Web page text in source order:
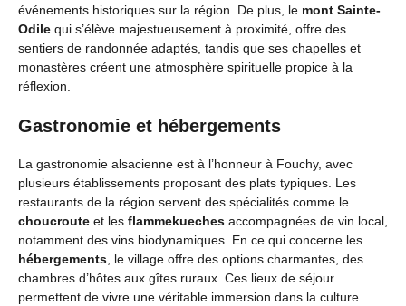
événements historiques sur la région. De plus, le mont Sainte-
Odile qui s’élève majestueusement à proximité, offre des
sentiers de randonnée adaptés, tandis que ses chapelles et
monastères créent une atmosphère spirituelle propice à la
réflexion.
Gastronomie et hébergements
La gastronomie alsacienne est à l’honneur à Fouchy, avec
plusieurs établissements proposant des plats typiques. Les
restaurants de la région servent des spécialités comme le
choucroute et les flammekueches accompagnées de vin local,
notamment des vins biodynamiques. En ce qui concerne les
hébergements, le village offre des options charmantes, des
chambres d’hôtes aux gîtes ruraux. Ces lieux de séjour
permettent de vivre une véritable immersion dans la culture